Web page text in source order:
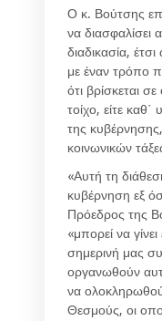
Ο κ. Βούτσης
να διασφαλίσει
διαδικασία,
με έναν τρόπο
ότι βρίσκεται σε
τοίχο, είτε
της
κοινωνικών
«Αυτή τη
κυβέρνηση εξ
Πρόεδρος της
«μπορεί να
σημερινή μας
οργανωθούν
να
Θεσμούς, οι